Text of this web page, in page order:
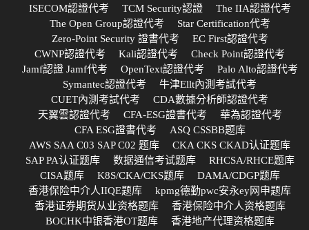
ISECOM認證代考
TCM Security認證
The IIA認證代考
The Open Group認證代考
Star Certification代考
Zero-Point Security 證書代考
EC First認證代考
CWNP認證代考
Kali認證代考
Check Point認證代考
Jamf認證 Jamf代考
OpenText認證代考
Palo Alto認證代考
Symantec認證代考
牛津Ellt內測考試代考
CUET內測考試代考
CDA數據分析師認證代考
天翼雲認證代考
CFA-ESG證書代考
華為認證代考
CFA ESG證書代考
ASQ CSSBB题库
AWS SAA C03 SAP C02 题库
CKA CKS CKAD认证题库
SAP PA认证题库
数据通信考试题库
RHCSA/RHCE题库
CISA题库
K8S/CKA/CKS题库
DAMA/CDGP题库
香港保险中介人IIQE题库
kpmg德勤pwc安永ey网申题库
香港证券期货从业资格题库
香港保险中介人资格题库
BOCHK中银香港OT题库
香港地产代理资格题库